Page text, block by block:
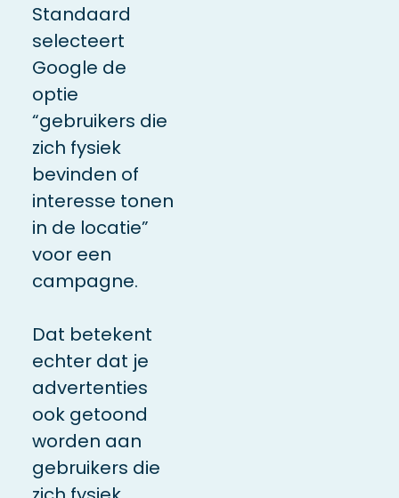
Standaard
selecteert
Google de
optie
“gebruikers die
zich fysiek
bevinden of
interesse tonen
in de locatie”
voor een
campagne.
Dat betekent
echter dat je
advertenties
ook getoond
worden aan
gebruikers die